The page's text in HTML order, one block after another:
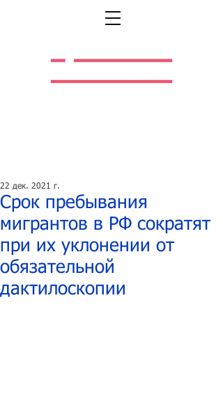
Срок пребывания
мигрантов в РФ сократят
при их уклонении от
обязательной
дактилоскопии
22 дек. 2021 г.